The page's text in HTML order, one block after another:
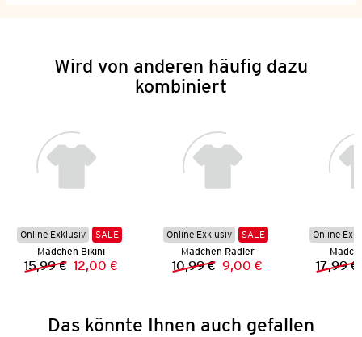
Wird von anderen häufig dazu
kombiniert
Online Exklusiv
SALE
Mädchen Bikini
Vorheriger Preis:
15,99 € Neuer Preis:
12,00 €
Online Exklusiv
SALE
Mädchen Radler
Vorheriger Preis:
10,99 € Neuer Preis:
9,00 €
Online
17,99 €
Das könnte Ihnen auch gefallen